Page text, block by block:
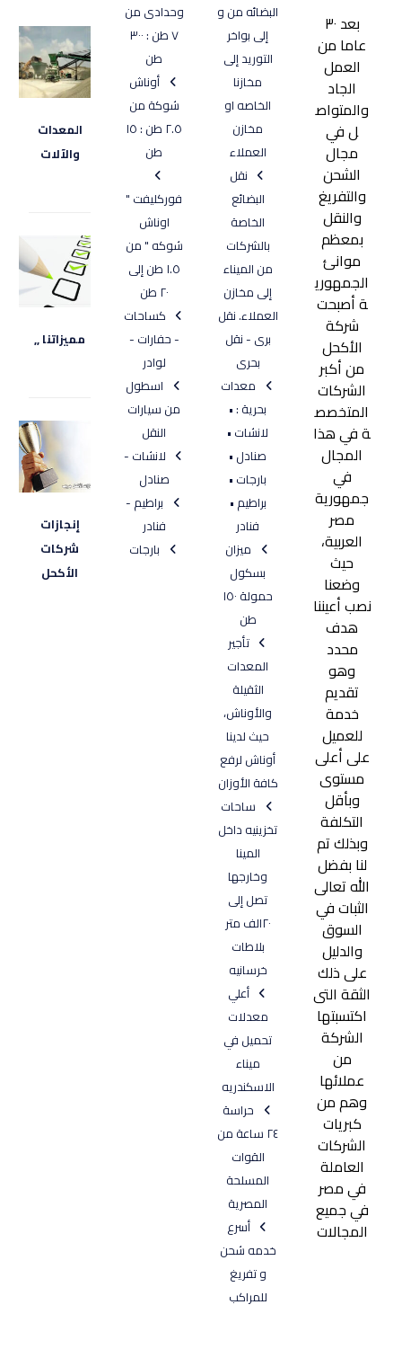
بعد ٣٠
عاما من
العمل
الجاد
والمتواص
ل في
مجال
الشحن
والتفريغ
والنقل
بمعظم
موانئ
الجمهوري
ة أصبحت
شركة
الأكحل
من أكبر
الشركات
المتخصص
ة في هذا
المجال
في
جمهورية
مصر
العربية،
حيث
وضعنا
نصب أعيننا
هدف
محدد
وهو
تقديم
خدمة
للعميل
على أعلى
مستوى
وبأقل
التكلفة
وبذلك تم
لنا بفضل
الله تعالى
الثبات في
السوق
والدليل
على ذلك
الثقة التى
اكتسبتها
الشركة
من
عملائها
وهم من
كبريات
الشركات
العاملة
في مصر
في جميع
المجالات
البضائه من و
إلى بواخر
التوريد إلى
مخازنا
الخاصه او
مخازن
العملاء
نقل
البضائع
الخاصة
بالشركات
من الميناء
إلى مخازن
العملاء. نقل
برى - نقل
بحرى
معدات
بحرية : •
لانشات •
صنادل •
بارجات •
براطيم •
فنادر
ميزان
بسكول
حمولة ١٥٠
طن
تأجير
المعدات
الثقيلة
والأوناش،
حيث لدينا
أوناش لرفع
كافة الأوزان
ساحات
تخزينيه داخل
المينا
وخارجها
تصل إلى
٢٠الف متر
بلاطات
خرسانيه
أعلي
معدلات
تحميل في
ميناء
الاسكندريه
حراسة
٢٤ ساعة من
القوات
المسلحة
المصرية
أسرع
خدمه شحن
و تفريغ
للمراكب
وحدادى من
٧ طن : ٣٠٠
طن
أوناش
شوكة من
٢.٥ طن : ١٥
طن
فوركليفت "
اوناش
شوكه " من
١.٥ طن إلى
٢٠ طن
كساحات
- حفارات -
لوادر
اسطول
من سيارات
النقل
لانشات -
صنادل
براطيم -
فنادر
بارجات
المعدات
والآلات
مميزاتنا ,,
إنجازات
شركات
الأكحل